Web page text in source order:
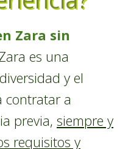
Zara sin
es una
y el
contratar a
previa, siempre y
requisitos y